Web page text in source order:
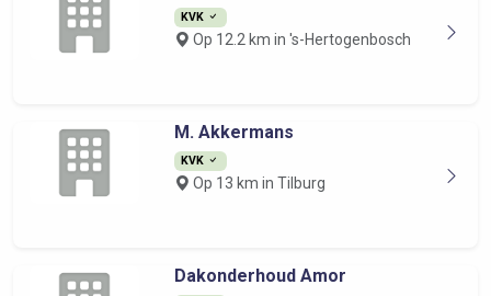
KVK
Op 12.2 km in 's-Hertogenbosch
M. Akkermans
KVK
Op 13 km in Tilburg
Dakonderhoud Amor